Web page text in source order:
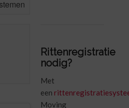
Rittenregistratie
nodig?
Met
een
Moving